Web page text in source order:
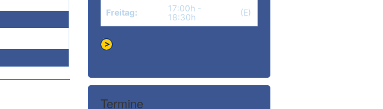
Freitag:
17:00h -
18:30h
(E)
Termine